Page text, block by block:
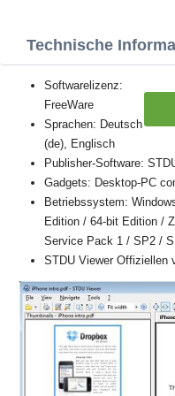
Technische
Softwarelizenz:
FreeWare
Sprachen: Deutsch
(de), Englisch
Publisher-Software:
Gadgets: Desktop-PC
Betriebssystem:
Edition / 64-bit Edition /
Service Pack 1 / SP2 /
STDU Viewer Offiziellen